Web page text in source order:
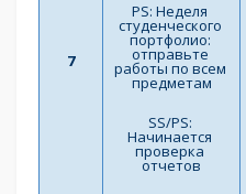
7
PS: Неделя
студенческого
портфолио:
отправьте
работы по всем
предметам
SS/PS:
Начинается
проверка
отчетов